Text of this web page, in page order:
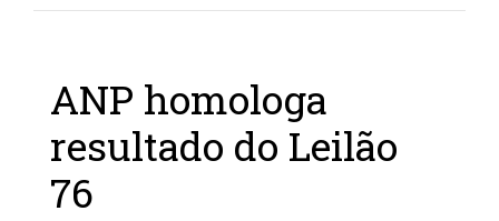
ANP homologa
resultado do Leilão
76